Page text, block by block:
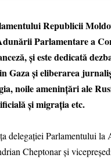
Republicii
Parlamentare a
și este dedicată
Gaza și eliberarea
noile amenințări ale
și migrația etc.
delegației Parlamentului la
Cheptonar și